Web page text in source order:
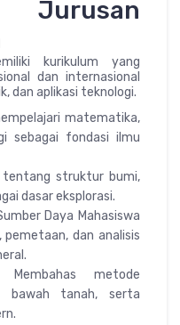
kurikulum yang
dan internasional
dan aplikasi teknologi.
matematika,
sebagai fondasi ilmu
tentang struktur bumi,
dasar eksplorasi.
Daya Mahasiswa
dan analisis
Membahas metode
bawah tanah, serta